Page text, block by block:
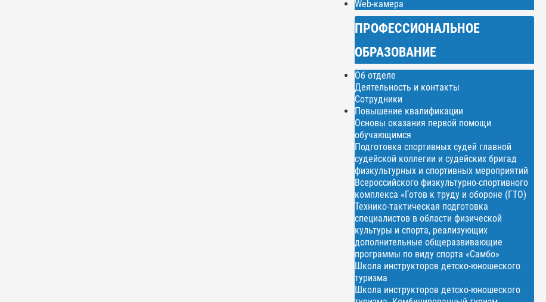
Web-камера
ПРОФЕССИОНАЛЬНОЕ
ОБРАЗОВАНИЕ
Об отделе
Деятельность и контакты
Сотрудники
Повышение квалификации
Основы оказания первой помощи
обучающимся
Подготовка спортивных судей главной
судейской коллегии и судейских бригад
физкультурных и спортивных мероприятий
Всероссийского физкультурно-спортивного
комплекса «Готов к труду и обороне (ГТО)
Технико-тактическая подготовка
специалистов в области физической
культуры и спорта, реализующих
дополнительные общеразвивающие
программы по виду спорта «Самбо»
Школа инструкторов детско-юношеского
туризма
Школа инструкторов детско-юношеского